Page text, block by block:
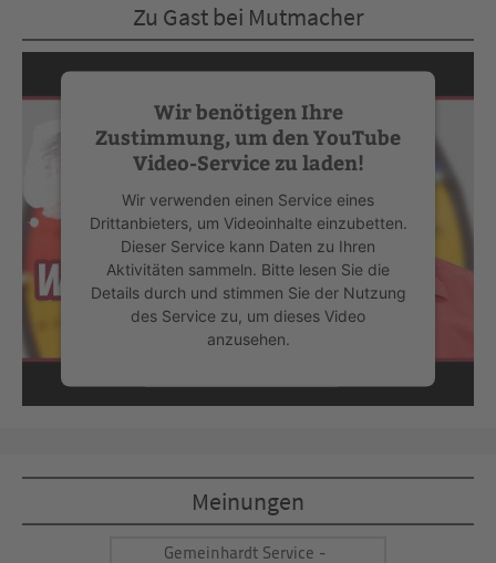
Zu Gast bei Mutmacher
Wir benötigen Ihre
Zustimmung, um den YouTube
Video-Service zu laden!
Wir verwenden einen Service eines
Drittanbieters, um Videoinhalte einzubetten.
Dieser Service kann Daten zu Ihren
Aktivitäten sammeln. Bitte lesen Sie die
Details durch und stimmen Sie der Nutzung
des Service zu, um dieses Video
anzusehen.
Mehr Informationen
powered byUsercentrics Consent
Management Platform&eRecht24
Meinungen